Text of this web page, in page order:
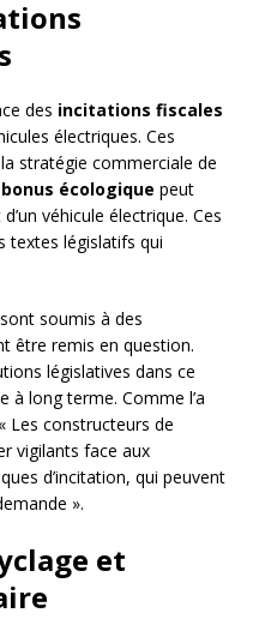
des incitations fiscales
électriques. Ces
stratégie commerciale de
bonus écologique peut
véhicule électrique. Ces
textes législatifs qui
soumis à des
être remis en question.
législatives dans ce
à long terme. Comme l’a
Les constructeurs de
vigilants face aux
d’incitation, qui peuvent
».
et